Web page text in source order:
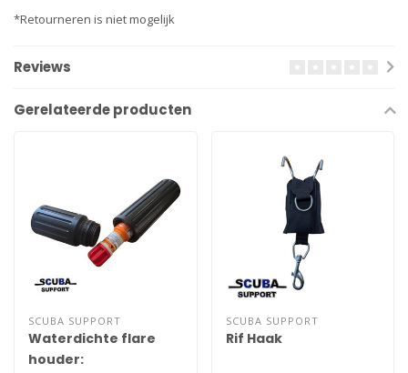
*Retourneren is niet mogelijk
Reviews
Gerelateerde producten
SCUBA SUPPORT
Waterdichte flare
houder:
SCUBA SUPPORT
Rif Haak